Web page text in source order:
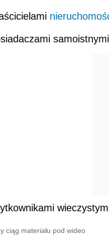
samoistnymi
ciąg materiału pod wideo